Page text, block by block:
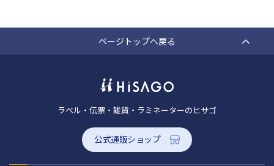
ページトップへ戻る
ラベル・伝票・雑貨・ラミネーターのヒサゴ
公式通販ショップ